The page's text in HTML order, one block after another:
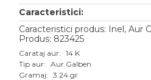
Aur alb
Aur roz
Aur mixt
Caracteristici:
Caracteristici produs: Inel, Aur
Produs: 823425
Carataj aur: 14 K
Tip aur: Aur Galben
Gramaj: 3.24 gr